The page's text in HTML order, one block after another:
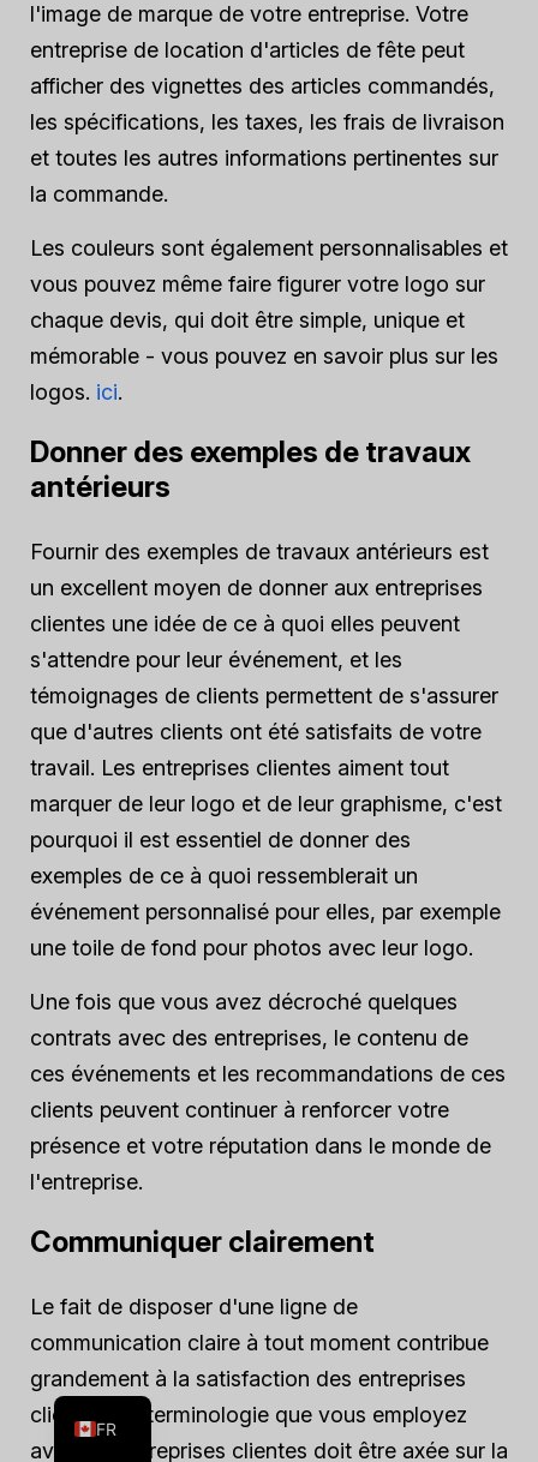
l'image de marque de votre entreprise. Votre
entreprise de location d'articles de fête peut
afficher des vignettes des articles commandés,
les spécifications, les taxes, les frais de livraison
et toutes les autres informations pertinentes sur
la commande.
Les couleurs sont également personnalisables et
vous pouvez même faire figurer votre logo sur
chaque devis, qui doit être simple, unique et
mémorable - vous pouvez en savoir plus sur les
logos. ici.
Donner des exemples de travaux
antérieurs
Fournir des exemples de travaux antérieurs est
un excellent moyen de donner aux entreprises
clientes une idée de ce à quoi elles peuvent
s'attendre pour leur événement, et les
témoignages de clients permettent de s'assurer
que d'autres clients ont été satisfaits de votre
travail. Les entreprises clientes aiment tout
marquer de leur logo et de leur graphisme, c'est
pourquoi il est essentiel de donner des
exemples de ce à quoi ressemblerait un
événement personnalisé pour elles, par exemple
une toile de fond pour photos avec leur logo.
Une fois que vous avez décroché quelques
contrats avec des entreprises, le contenu de
ces événements et les recommandations de ces
clients peuvent continuer à renforcer votre
présence et votre réputation dans le monde de
l'entreprise.
Communiquer clairement
Le fait de disposer d'une ligne de
communication claire à tout moment contribue
grandement à la satisfaction des entreprises
clientes. La terminologie que vous employez
avec les entreprises clientes doit être axée sur la
FR
EN
ES